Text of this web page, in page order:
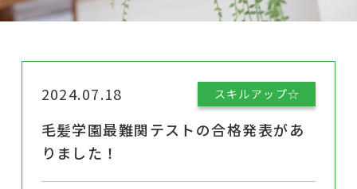
2024.07.18 スキルアップ☆
毛髪学園最難関テストの合格発表があ
りました！